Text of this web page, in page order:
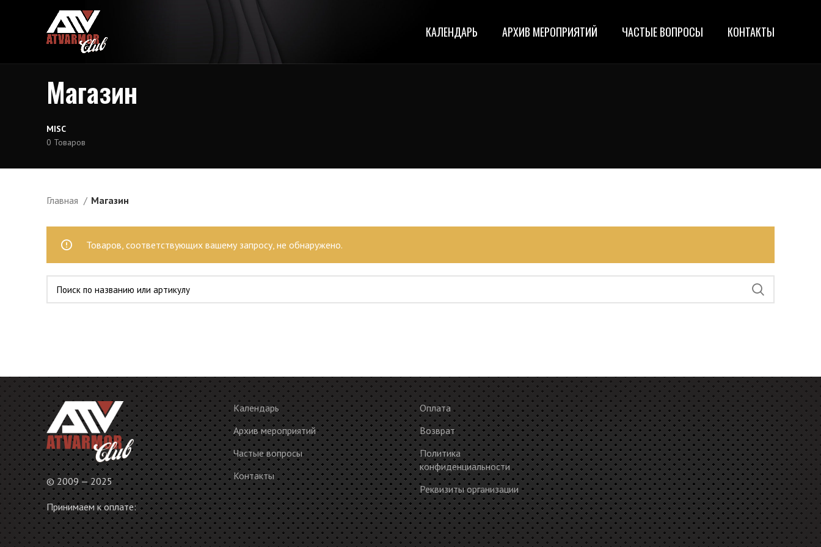
КАЛЕНДАРЬ АРХИВ МЕРОПРИЯТИЙ ЧАСТЫЕ ВОПРОСЫ КОНТАКТЫ
Магазин
MISC
0 Товаров
Главная Магазин
Товаров, соответствующих вашему запросу, не обнаружено.
© 2009 — 2025
Принимаем к оплате:
Календарь
Архив мероприятий
Частые вопросы
Контакты
Оплата
Возврат
Политика
конфиденциальности
Реквизиты организации